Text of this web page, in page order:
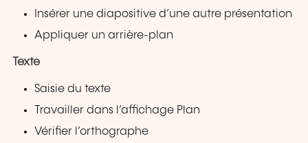
Insérer une diapositive d’une autre présentation
Appliquer un arrière-plan
Texte
Saisie du texte
Travailler dans l’affichage Plan
Vérifier l’orthographe